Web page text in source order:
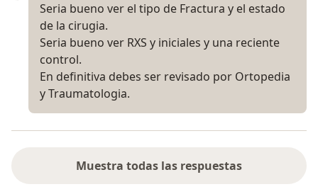
Seria bueno ver el tipo de Fractura y el estado
de la cirugia.
Seria bueno ver RXS y iniciales y una reciente
control.
En definitiva debes ser revisado por Ortopedia
y Traumatologia.
Muestra todas las respuestas